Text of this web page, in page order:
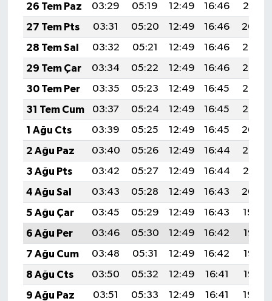
26 Tem Paz
03:29 05:19 12:49 16:46
20:10
27 Tem Pts
03:31 05:20 12:49 16:46
20:09
28 Tem Sal
03:32 05:21 12:49 16:46
20:08
29 Tem Çar
03:34 05:22 12:49 16:46
20:07
30 Tem Per
03:35 05:23 12:49 16:45
20:06
31 Tem Cum
03:37 05:24 12:49 16:45
20:05
1 Ağu Cts
03:39 05:25 12:49 16:45
20:04
2 Ağu Paz
03:40 05:26 12:49 16:44
20:03
3 Ağu Pts
03:42 05:27 12:49 16:44
20:01
4 Ağu Sal
03:43 05:28 12:49 16:43
20:00
5 Ağu Çar
03:45 05:29 12:49 16:43
19:59
6 Ağu Per
03:46 05:30 12:49 16:42
19:58
7 Ağu Cum
03:48 05:31 12:49 16:42
19:57
8 Ağu Cts
03:50 05:32 12:49 16:41
19:55
9 Ağu Paz
03:51 05:33 12:49 16:41
19:54